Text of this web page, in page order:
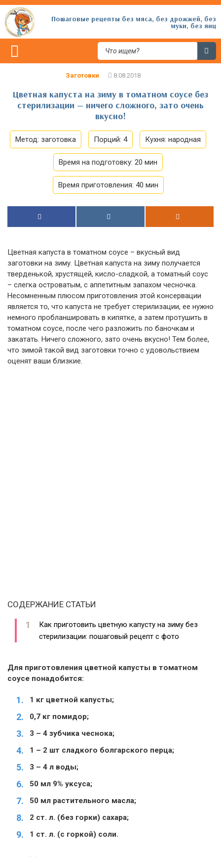
Пошаговые рецепты без мяса, без дрожжей, без
муки, без яиц
Заготовки
Цветная капуста на зиму в томатном соусе без
стерилизации — ничего сложного, зато очень
вкусно!
Метод: заготовка Порций: 4 Кухня: народная
Время на подготовку: 20 мин
Время приготовления: 40 мин
Цветная капуста в томатном соусе – вкусный вид
заготовки на зиму. Цветная капуста на зиму получается
тверденькой, хрустящей, кисло-сладкой, а томатный соус
– слегка островатым, с аппетитным запахом чесночка.
Несомненным плюсом приготовления этой консервации
является то, что капуста не требует стерилизации, ее нужно
немного пробланшировать в кипятке, а затем протушить в
томатном соусе, после чего разложить по баночкам и
закатать. Ничего сложного, зато очень вкусно! Тем более,
что зимой такой вид заготовки точно с удовольствием
оценят ваши близкие.
СОДЕРЖАНИЕ СТАТЬИ
Как приготовить цветную капусту на зиму без
стерилизации: пошаговый рецепт с фото
Для приготовления цветной капусты в томатном
соусе понадобится:
1 кг цветной капусты;
0,7 кг помидор;
3 – 4 зубчика чеснока;
1 – 2 шт сладкого болгарского перца;
3 – 4 л воды;
50 мл 9% уксуса;
50 мл растительного масла;
2 ст. л. (без горки) сахара;
1 ст. л. (с горкой) соли.